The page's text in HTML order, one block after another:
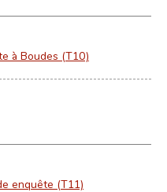
à Boudes (T10)
enquête (T11)